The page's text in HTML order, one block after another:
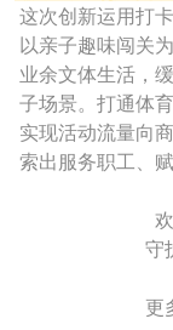
这次创新运用打
以亲子趣味闯关
业余文体生活，
子场景。打通体
实现活动流量向
索出服务职工、
守
更